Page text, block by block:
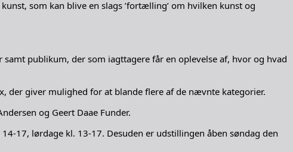
som kan blive en slags ’fortælling’ om hvilken kunst og
publikum, der som iagttagere får en oplevelse af, hvor og hvad
der giver mulighed for at blande flere af de nævnte kategorier.
og Geert Daae Funder.
17, lørdage kl. 13-17. Desuden er udstillingen åben søndag den